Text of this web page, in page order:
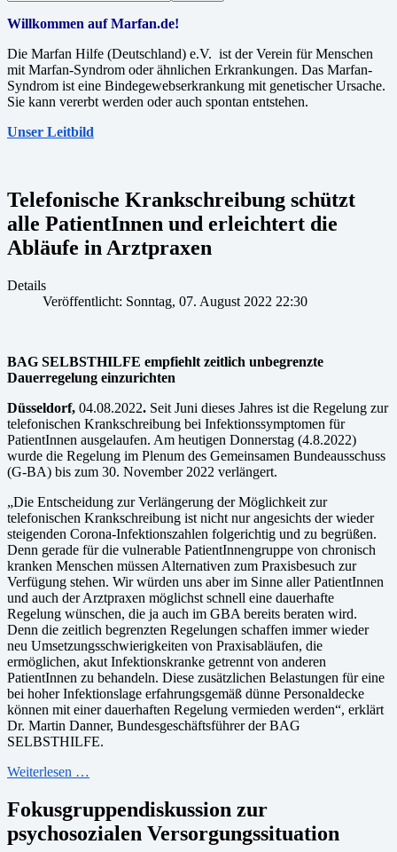
Willkommen auf Marfan.de!
Die Marfan Hilfe (Deutschland) e.V. ist der Verein für Menschen
mit Marfan-Syndrom oder ähnlichen Erkrankungen. Das Marfan-
Syndrom ist eine Bindegewebserkrankung mit genetischer Ursache.
Sie kann vererbt werden oder auch spontan entstehen.
Unser Leitbild
Telefonische Krankschreibung schützt
alle PatientInnen und erleichtert die
Abläufe in Arztpraxen
Details
Veröffentlicht: Sonntag, 07. August 2022 22:30
BAG SELBSTHILFE empfiehlt zeitlich unbegrenzte
Dauerregelung einzurichten
Düsseldorf, 04.08.2022. Seit Juni dieses Jahres ist die Regelung zur
telefonischen Krankschreibung bei Infektionssymptomen für
PatientInnen ausgelaufen. Am heutigen Donnerstag (4.8.2022)
wurde die Regelung im Plenum des Gemeinsamen Bundeausschuss
(G-BA) bis zum 30. November 2022 verlängert.
„Die Entscheidung zur Verlängerung der Möglichkeit zur
telefonischen Krankschreibung ist nicht nur angesichts der wieder
steigenden Corona-Infektionszahlen folgerichtig und zu begrüßen.
Denn gerade für die vulnerable PatientInnengruppe von chronisch
kranken Menschen müssen Alternativen zum Praxisbesuch zur
Verfügung stehen. Wir würden uns aber im Sinne aller PatientInnen
und auch der Arztpraxen möglichst schnell eine dauerhafte
Regelung wünschen, die ja auch im GBA bereits beraten wird.
Denn die zeitlich begrenzten Regelungen schaffen immer wieder
neu Umsetzungsschwierigkeiten von Praxisabläufen, die
ermöglichen, akut Infektionskranke getrennt von anderen
PatientInnen zu behandeln. Diese zusätzlichen Belastungen für eine
bei hoher Infektionslage erfahrungsgemäß dünne Personaldecke
können mit einer dauerhaften Regelung vermieden werden“, erklärt
Dr. Martin Danner, Bundesgeschäftsführer der BAG
SELBSTHILFE.
Weiterlesen …
Fokusgruppendiskussion zur
psychosozialen Versorgungssituation